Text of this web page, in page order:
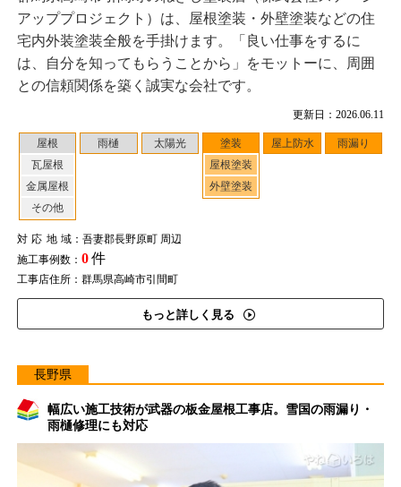
更新日：2026.06.11
屋根
瓦屋根
金属屋根
その他
雨樋 太陽光
塗装
屋根塗装
外壁塗装
屋上防水 雨漏り
対応地域：吾妻郡長野原町 周辺
施工事例数： 0件
工事店住所：群馬県高崎市引間町
もっと詳しく見る
アッププロジェクト）は、屋根塗装・外壁塗装などの住
宅内外装塗装全般を手掛けます。「良い仕事をするに
は、自分を知ってもらうことから」をモットーに、周囲
との信頼関係を築く誠実な会社です。
長野県
幅広い施工技術が武器の板金屋根工事店。雪国の雨漏り・
雨樋修理にも対応